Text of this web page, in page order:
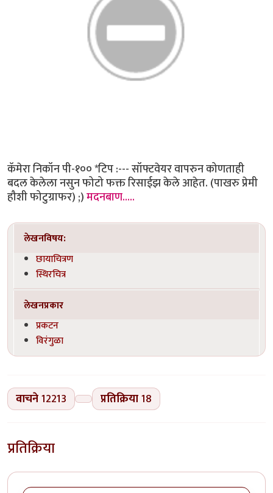
कॅमेरा निकॉन पी-१०० *टिप :--- सॉफ्टवेयर वापरुन कोणताही
बदल केलेला नसुन फोटो फक्त रिसाईझ केले आहेत. (पाखरु प्रेमी
हौशी फोटुग्राफर) ;)मदनबाण.....
लेखनविषय:
छायाचित्रण
स्थिरचित्र
लेखनप्रकार
प्रकटन
विरंगुळा
वाचने12213 प्रतिक्रिया18
प्रतिक्रिया